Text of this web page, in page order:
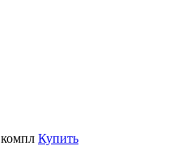
компл Купить